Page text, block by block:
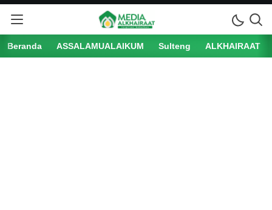
Beranda ASSALAMUALAIKUM Sulteng ALKHAIRAAT